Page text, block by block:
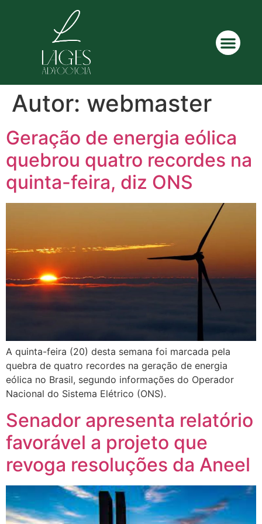
Autor: webmaster
Geração de energia eólica
quebrou quatro recordes na
quinta-feira, diz ONS
A quinta-feira (20) desta semana foi marcada pela
quebra de quatro recordes na geração de energia
eólica no Brasil, segundo informações do Operador
Nacional do Sistema Elétrico (ONS).
Senador apresenta relatório
favorável a projeto que
revoga resoluções da Aneel